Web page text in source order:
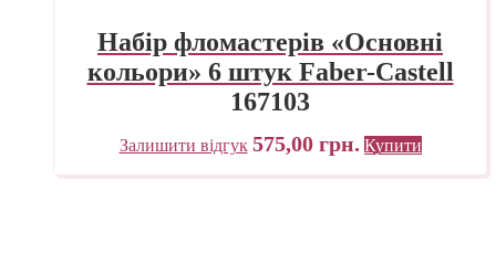
Набір фломастерів «Основні
кольори» 6 штук Faber-Castell
167103
Залишити відгук 575,00 грн. Купити